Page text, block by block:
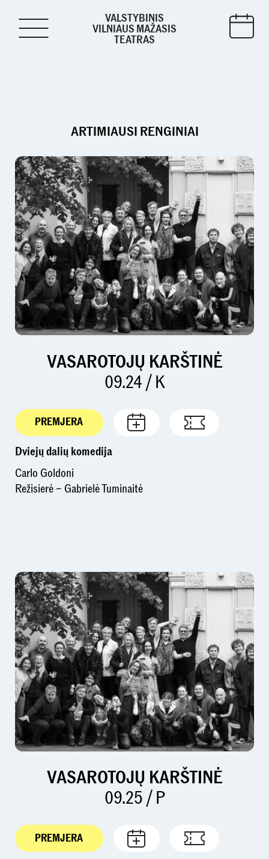
VALSTYBINIS
VILNIAUS MAŽASIS
TEATRAS
ARTIMIAUSI RENGINIAI
VASAROTOJŲ KARŠTINĖ
09.24 / K
PREMJERA
Dviejų dalių komedija
Carlo Goldoni
Režisierė – Gabrielė Tuminaitė
VASAROTOJŲ KARŠTINĖ
09.25 / P
PREMJERA